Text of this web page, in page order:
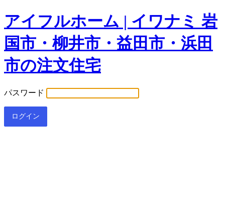
アイフルホーム | イワナミ 岩
国市・柳井市・益田市・浜田
市の注文住宅
パスワード